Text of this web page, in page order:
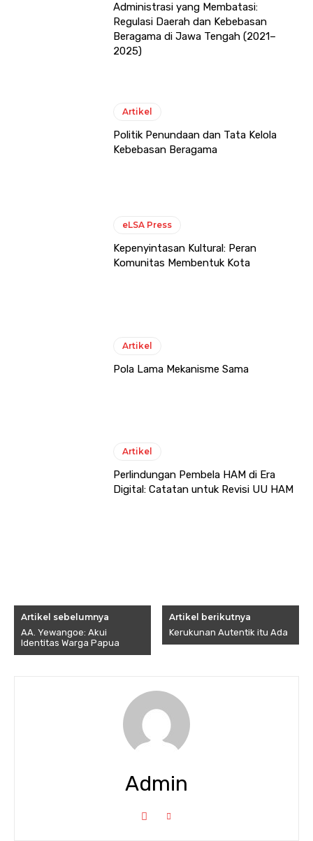
Administrasi yang Membatasi:
Regulasi Daerah dan Kebebasan
Beragama di Jawa Tengah (2021–
2025)
Artikel
Politik Penundaan dan Tata Kelola
Kebebasan Beragama
eLSA Press
Kepenyintasan Kultural: Peran
Komunitas Membentuk Kota
Artikel
Pola Lama Mekanisme Sama
Artikel
Perlindungan Pembela HAM di Era
Digital: Catatan untuk Revisi UU HAM
Artikel sebelumnya
AA. Yewangoe: Akui
Identitas Warga Papua
Artikel berikutnya
Kerukunan Autentik itu Ada
Admin